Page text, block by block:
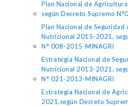
Plan Nacional de
según Decreto Supremo
Plan Nacional de Seguridad
Nutricional 2015-2021,
N° 008-2015-MINAGRI
Estrategia Nacional de
Nutricional 2013-2021,
N° 021-2013-MINAGRI
Estrategia Nacional de
2021,según Decreto